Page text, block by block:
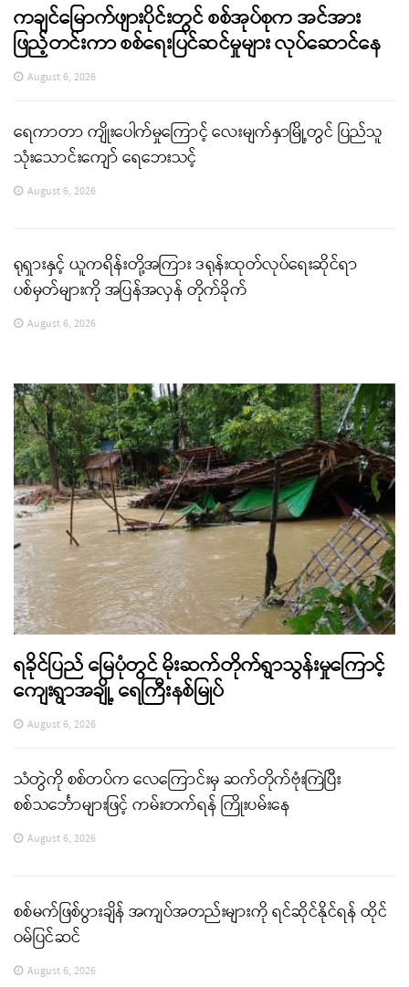
ကချင်မြောက်ဖျားပိုင်းတွင် စစ်အုပ်စုက အင်အား
ဖြည့်တင်းကာ စစ်ရေးပြင်ဆင်မှုများ လုပ်ဆောင်နေ
August 6, 2026
ရေကာတာ ကျိုးပေါက်မှုကြောင့် လေးမျက်နှာမြို့တွင် ပြည်သူ
သုံးသောင်းကျော် ရေဘေးသင့်
August 6, 2026
ရုရှားနှင့် ယူကရိန်းတို့အကြား ဒရုန်းထုတ်လုပ်ရေးဆိုင်ရာ
ပစ်မှတ်များကို အပြန်အလှန် တိုက်ခိုက်
August 6, 2026
ရခိုင်ပြည် မြေပုံတွင် မိုးဆက်တိုက်ရွာသွန်းမှုကြောင့်
ကျေးရွာအချို့ ရေကြီးနစ်မြုပ်
August 6, 2026
သံတွဲကို စစ်တပ်က လေကြောင်းမှ ဆက်တိုက်ဗုံးကြဲပြီး
စစ်သင်္ဘောများဖြင့် ကမ်းတက်ရန် ကြိုးပမ်းနေ
August 6, 2026
စစ်မက်ဖြစ်ပွားချိန် အကျပ်အတည်းများကို ရင်ဆိုင်နိုင်ရန် ထိုင်
ဝမ်ပြင်ဆင်
August 6, 2026